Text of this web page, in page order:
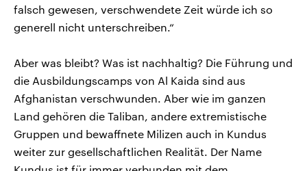
falsch gewesen, verschwendete Zeit würde ich so
generell nicht unterschreiben.“
Aber was bleibt? Was ist nachhaltig? Die Führung und
die Ausbildungscamps von Al Kaida sind aus
Afghanistan verschwunden. Aber wie im ganzen
Land gehören die Taliban, andere extremistische
Gruppen und bewaffnete Milizen auch in Kundus
weiter zur gesellschaftlichen Realität. Der Name